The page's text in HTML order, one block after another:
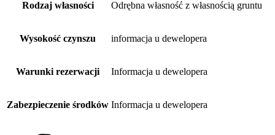
Rodzaj własności Odrębna własność z własnością gruntu
Wysokość czynszu informacja u dewelopera
Warunki rezerwacji Informacja u dewelopera
Zabezpieczenie środków Informacja u dewelopera